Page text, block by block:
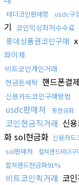
테더코인판매함 usdc구
기 코인믹싱최저수수료
롯데상품권코인구매
좌이체
비트코인개인거래
현금돈세탁 핸드폰결
신용카드코인구매방법
usdc판매처 핑현금화
코인현금직거래 신
화 sol현금화 신용카드
sol판매처
컬쳐랜드테더구
컬쳐랜드현금화91%
비트코인퀵거래 코